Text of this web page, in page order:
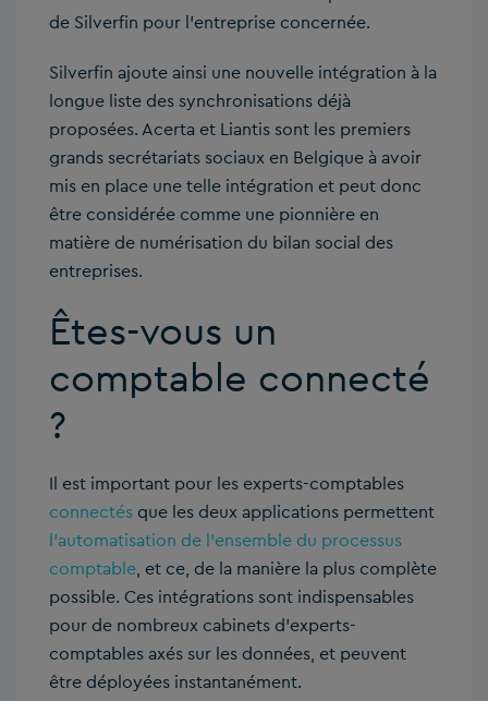
de Silverfin pour l’entreprise concernée.
Silverfin ajoute ainsi une nouvelle intégration à la
longue liste des synchronisations déjà
proposées. Acerta et Liantis sont les premiers
grands secrétariats sociaux en Belgique à avoir
mis en place une telle intégration et peut donc
être considérée comme une pionnière en
matière de numérisation du bilan social des
entreprises.
Êtes-vous un
comptable connecté
?
Il est important pour les experts-comptables
connectés que les deux applications permettent
l’automatisation de l’ensemble du processus
comptable, et ce, de la manière la plus complète
possible. Ces intégrations sont indispensables
pour de nombreux cabinets d’experts-
comptables axés sur les données, et peuvent
être déployées instantanément.